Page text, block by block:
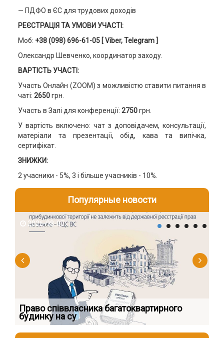
— ПДФО в ЄС для трудових доходів
РЕЄСТРАЦІЯ ТА УМОВИ УЧАСТІ:
Моб: +38 (098) 696-61-05 [ Viber, Telegram ]
Олександр Шевченко, координатор заходу.
ВАРТІСТЬ УЧАСТІ:
Участь Онлайн (ZOOM) з можливістю ставити питання в
чаті: 2650грн.
Участь в Залі для конференції: 2750грн.
У вартість включено: чат з доповідачем, консультації,
матеріали та презентації, обід, кава та випічка,
сертифікат.
ЗНИЖКИ:
2 учасники - 5%, 3 і більше учасників - 10%.
Популярные новости
2026-08-07
Право співвласника багатоквартирного
будинку на су